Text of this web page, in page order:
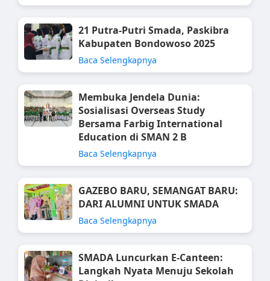
21 Putra-Putri Smada, Paskibra
Kabupaten Bondowoso 2025
Baca Selengkapnya
Membuka Jendela Dunia:
Sosialisasi Overseas Study
Bersama Farbig International
Education di SMAN 2 B
Baca Selengkapnya
GAZEBO BARU, SEMANGAT BARU:
DARI ALUMNI UNTUK SMADA
Baca Selengkapnya
SMADA Luncurkan E-Canteen:
Langkah Nyata Menuju Sekolah